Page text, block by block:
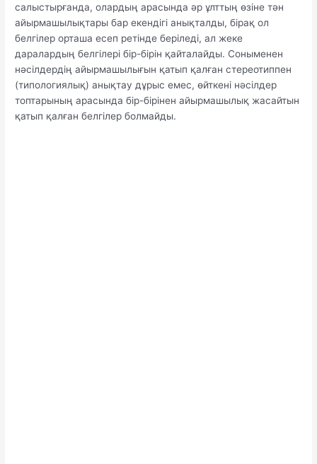
салыстырғанда, олардың арасында әр ұлттың өзіне тән
айырмашылықтары бар екендігі анықталды, бірақ ол
белгілер орташа есеп ретінде беріледі, ал жеке
даралардың белгілері бір-бірін қайталайды. Соныменен
нәсілдердің айырмашылығын қатып қалған стереотиппен
(типологиялық) анықтау дұрыс емес, өйткені нәсілдер
топтарының арасында бір-бірінен айырмашылық жасайтын
қатып қалған белгілер болмайды.